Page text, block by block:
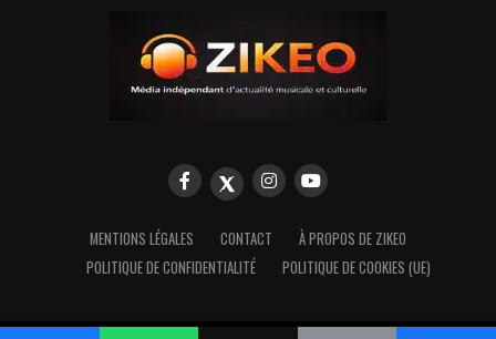
MENTIONS LÉGALES CONTACT
À PROPOS DE ZIKEO
POLITIQUE DE CONFIDENTIALITÉ
POLITIQUE DE COOKIES (UE)